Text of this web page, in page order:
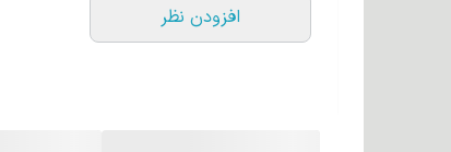
افزودن نظر